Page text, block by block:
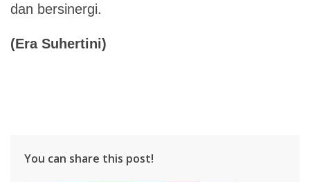
dan bersinergi.
(Era Suhertini)
You can share this post!